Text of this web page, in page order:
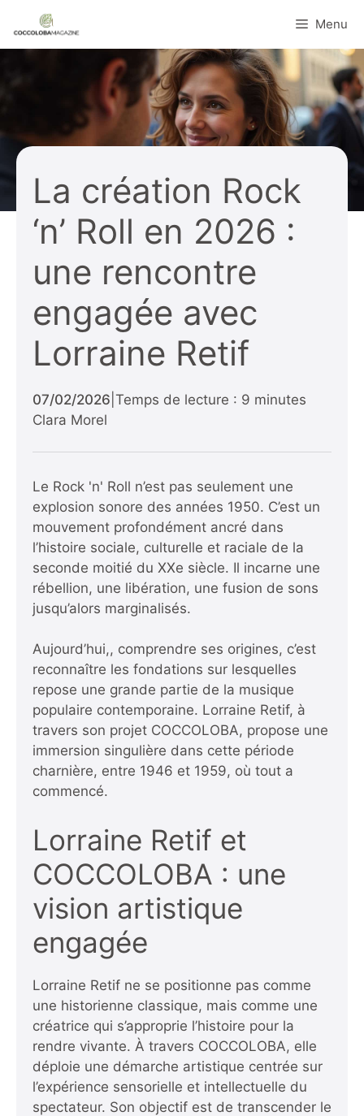
au
contenu
Menu
La création Rock
‘n’ Roll en 2026 :
une rencontre
engagée avec
Lorraine Retif
07/02/2026 Temps de lecture : 9 minutes
Clara Morel
Le Rock 'n' Roll n’est pas seulement une
explosion sonore des années 1950. C’est un
mouvement profondément ancré dans
l’histoire sociale, culturelle et raciale de la
seconde moitié du XXe siècle. Il incarne une
rébellion, une libération, une fusion de sons
jusqu’alors marginalisés.
Aujourd’hui,, comprendre ses origines, c’est
reconnaître les fondations sur lesquelles
repose une grande partie de la musique
populaire contemporaine. Lorraine Retif, à
travers son projet COCCOLOBA, propose une
immersion singulière dans cette période
charnière, entre 1946 et 1959, où tout a
commencé.
Lorraine Retif et
COCCOLOBA : une
vision artistique
engagée
Lorraine Retif ne se positionne pas comme
une historienne classique, mais comme une
créatrice qui s’approprie l’histoire pour la
rendre vivante. À travers COCCOLOBA, elle
déploie une démarche artistique centrée sur
l’expérience sensorielle et intellectuelle du
spectateur. Son objectif est de transcender le